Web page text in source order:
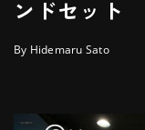
ンドセット
By Hidemaru Sato